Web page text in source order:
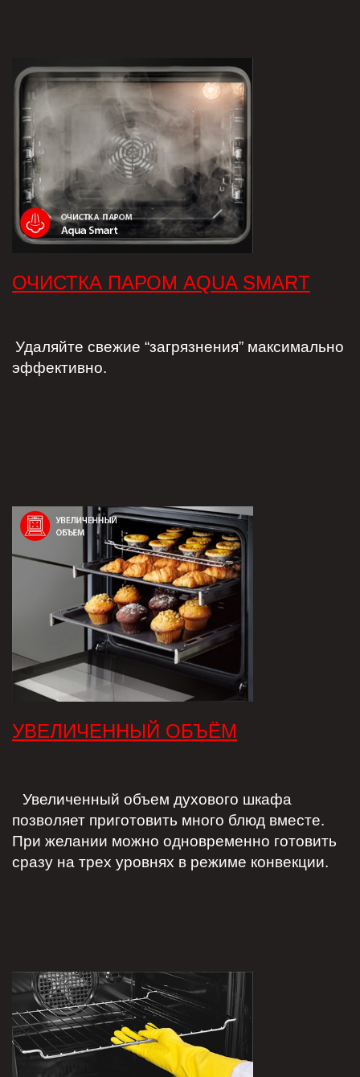
ОЧИСТКА ПАРОМ AQUA SMART
Удаляйте свежие “загрязнения” максимально
эффективно.
УВЕЛИЧЕННЫЙ ОБЪЁМ
Увеличенный объем духового шкафа
позволяет приготовить много блюд вместе.
При желании можно одновременно готовить
сразу на трех уровнях в режиме конвекции.